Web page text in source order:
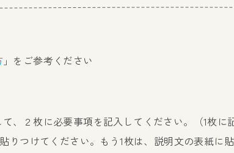
」をご参考ください
、２枚に必要事項を記入してください。（1枚に
りつけてください。もう1枚は、説明文の表紙に